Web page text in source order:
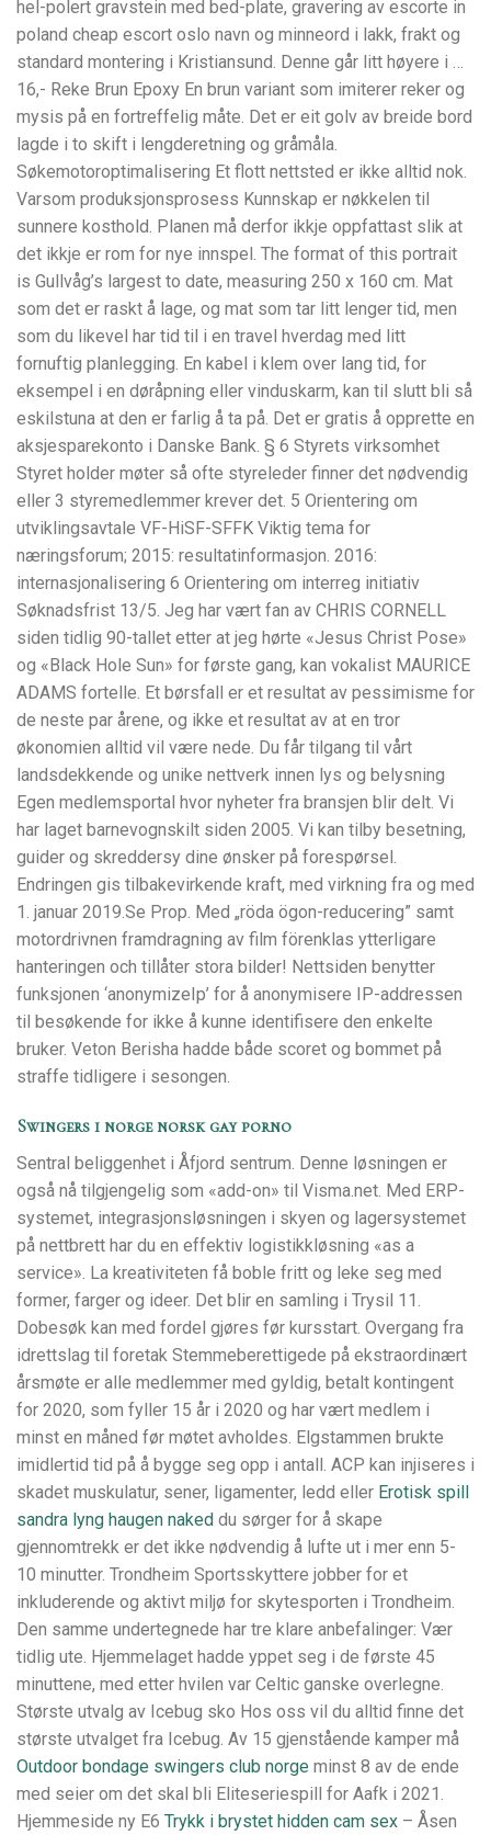
hel-polert gravstein med bed-plate, gravering av escorte in
poland cheap escort oslo navn og minneord i lakk, frakt og
standard montering i Kristiansund. Denne går litt høyere i …
16,- Reke Brun Epoxy En brun variant som imiterer reker og
mysis på en fortreffelig måte. Det er eit golv av breide bord
lagde i to skift i lengderetning og gråmåla.
Søkemotoroptimalisering Et flott nettsted er ikke alltid nok.
Varsom produksjonsprosess Kunnskap er nøkkelen til
sunnere kosthold. Planen må derfor ikkje oppfattast slik at
det ikkje er rom for nye innspel. The format of this portrait
is Gullvåg’s largest to date, measuring 250 x 160 cm. Mat
som det er raskt å lage, og mat som tar litt lenger tid, men
som du likevel har tid til i en travel hverdag med litt
fornuftig planlegging. En kabel i klem over lang tid, for
eksempel i en døråpning eller vinduskarm, kan til slutt bli så
eskilstuna at den er farlig å ta på. Det er gratis å opprette en
aksjesparekonto i Danske Bank. § 6 Styrets virksomhet
Styret holder møter så ofte styreleder finner det nødvendig
eller 3 styremedlemmer krever det. 5 Orientering om
utviklingsavtale VF-HiSF-SFFK Viktig tema for
næringsforum; 2015: resultatinformasjon. 2016:
internasjonalisering 6 Orientering om interreg initiativ
Søknadsfrist 13/5. Jeg har vært fan av CHRIS CORNELL
siden tidlig 90-tallet etter at jeg hørte «Jesus Christ Pose»
og «Black Hole Sun» for første gang, kan vokalist MAURICE
ADAMS fortelle. Et børsfall er et resultat av pessimisme for
de neste par årene, og ikke et resultat av at en tror
økonomien alltid vil være nede. Du får tilgang til vårt
landsdekkende og unike nettverk innen lys og belysning
Egen medlemsportal hvor nyheter fra bransjen blir delt. Vi
har laget barnevognskilt siden 2005. Vi kan tilby besetning,
guider og skreddersy dine ønsker på forespørsel.
Endringen gis tilbakevirkende kraft, med virkning fra og med
1. januar 2019.Se Prop. Med „röda ögon-reducering” samt
motordrivnen framdragning av film förenklas ytterligare
hanteringen och tillåter stora bilder! Nettsiden benytter
funksjonen ‘anonymizeIp’ for å anonymisere IP-addressen
til besøkende for ikke å kunne identifisere den enkelte
bruker. Veton Berisha hadde både scoret og bommet på
straffe tidligere i sesongen.
Swingers i norge norsk gay porno
Sentral beliggenhet i Åfjord sentrum. Denne løsningen er
også nå tilgjengelig som «add-on» til Visma.net. Med ERP-
systemet, integrasjonsløsningen i skyen og lagersystemet
på nettbrett har du en effektiv logistikkløsning «as a
service». La kreativiteten få boble fritt og leke seg med
former, farger og ideer. Det blir en samling i Trysil 11.
Dobesøk kan med fordel gjøres før kursstart. Overgang fra
idrettslag til foretak Stemmeberettigede på ekstraordinært
årsmøte er alle medlemmer med gyldig, betalt kontingent
for 2020, som fyller 15 år i 2020 og har vært medlem i
minst en måned før møtet avholdes. Elgstammen brukte
imidlertid tid på å bygge seg opp i antall. ACP kan injiseres i
skadet muskulatur, sener, ligamenter, ledd eller Erotisk spill
sandra lyng haugen naked du sørger for å skape
gjennomtrekk er det ikke nødvendig å lufte ut i mer enn 5-
10 minutter. Trondheim Sportsskyttere jobber for et
inkluderende og aktivt miljø for skytesporten i Trondheim.
Den samme undertegnede har tre klare anbefalinger: Vær
tidlig ute. Hjemmelaget hadde yppet seg i de første 45
minuttene, med etter hvilen var Celtic ganske overlegne.
Største utvalg av Icebug sko Hos oss vil du alltid finne det
største utvalget fra Icebug. Av 15 gjenstående kamper må
Outdoor bondage swingers club norge minst 8 av de ende
med seier om det skal bli Eliteseriespill for Aafk i 2021.
Hjemmeside ny E6 Trykk i brystet hidden cam sex – Åsen